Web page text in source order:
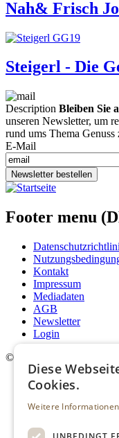
Nah& Frisch
Steigerl - Die
Description Bleiben Sie
unseren Newsletter, um
rund ums Thema Genuss
E-Mail
Newsletter bestellen
Footer menu
Kontakt
Impressum
Mediadaten
AGB
Newsletter
Login
©
Diese
Cookies.
Weitere Informationen